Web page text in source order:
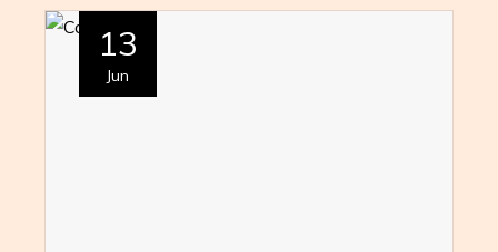
13
Jun